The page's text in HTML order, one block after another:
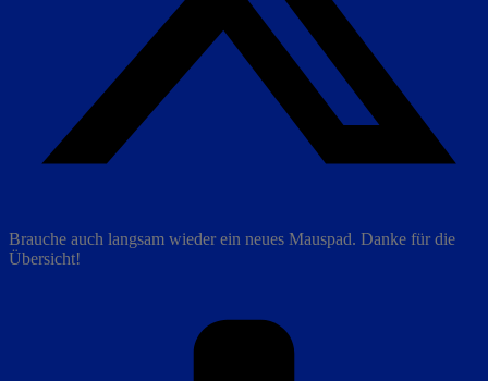
Brauche auch langsam wieder ein neues Mauspad. Danke für die
Übersicht!